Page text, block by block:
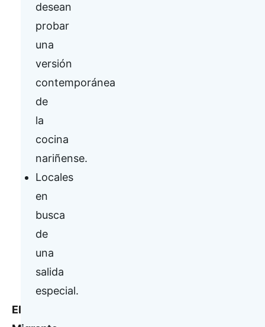
desean
probar
una
versión
contemporánea
de
la
cocina
nariñense.
Locales
en
busca
de
una
salida
especial.
El